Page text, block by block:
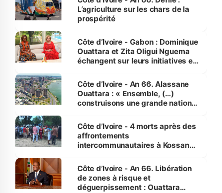
L’agriculture sur les chars de la
prospérité
Côte d’Ivoire - Gabon : Dominique
Ouattara et Zita Oligui Nguema
échangent sur leurs initiatives en
enfants
Côte d’Ivoire - An 66. Alassane
Ouattara : « Ensemble, (…)
construisons une grande nation
générations futures »
Côte d’Ivoire - 4 morts après des
affrontements
intercommunautaires à Kossandji
milieu des sinistrés
Côte d’Ivoire - An 66. Libération
de zones à risque et
déguerpissement : Ouattara